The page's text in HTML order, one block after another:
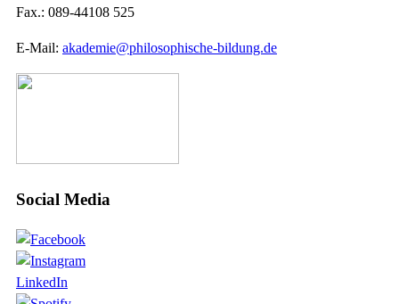
Fax.: 089-44108 525
E-Mail: akademie@philosophische-bildung.de
Social Media
LinkedIn